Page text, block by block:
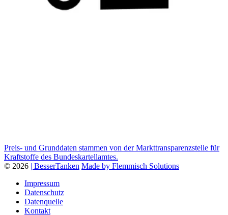
Preis- und Grunddaten stammen von der Markttransparenzstelle für
Kraftstoffe des Bundeskartellamtes.
© 2026 | BesserTanken Made by Flemmisch Solutions
Impressum
Datenschutz
Datenquelle
Kontakt